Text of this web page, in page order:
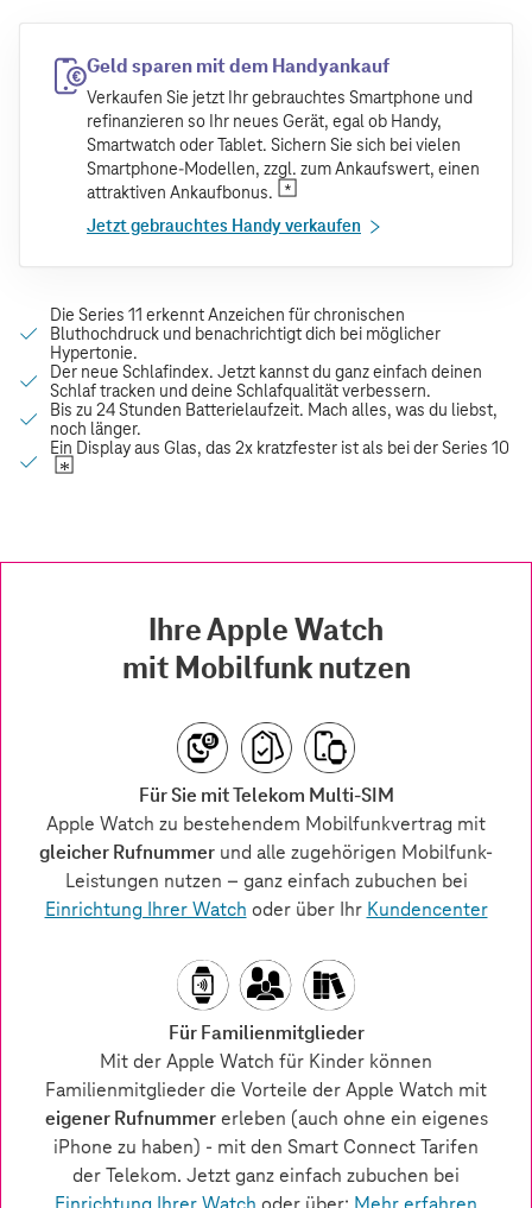
Geld sparen mit dem Handyankauf
Verkaufen Sie jetzt Ihr gebrauchtes Smartphone und
refinanzieren so Ihr neues Gerät, egal ob Handy,
Smartwatch oder Tablet. Sichern Sie sich bei vielen
Smartphone-Modellen, zzgl. zum Ankaufswert, einen
attraktiven Ankaufbonus.
Jetzt gebrauchtes Handy verkaufen